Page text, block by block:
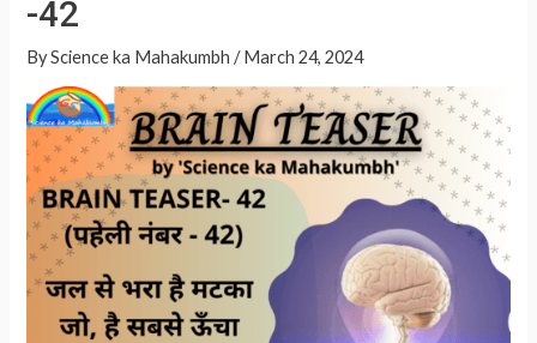
A
p
p
-42
ByScience ka Mahakumbh /March 24, 2024